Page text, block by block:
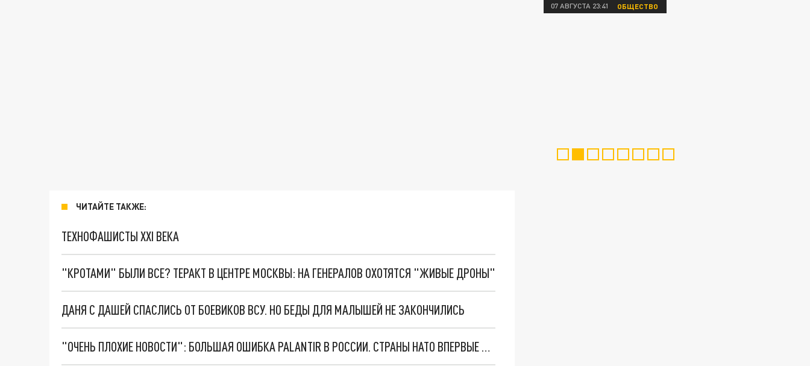
ЧИТАЙТЕ ТАКЖЕ:
ТЕХНОФАШИСТЫ XXI ВЕКА
"КРОТАМИ" БЫЛИ ВСЕ? ТЕРАКТ В ЦЕНТРЕ МОСКВЫ: НА ГЕНЕРАЛОВ ОХОТЯТСЯ "ЖИВЫЕ ДРОНЫ"
ДАНЯ С ДАШЕЙ СПАСЛИСЬ ОТ БОЕВИКОВ ВСУ. НО БЕДЫ ДЛЯ МАЛЫШЕЙ НЕ ЗАКОНЧИЛИСЬ
"ОЧЕНЬ ПЛОХИЕ НОВОСТИ": БОЛЬШАЯ ОШИБКА PALANTIR В РОССИИ. СТРАНЫ НАТО ВПЕРВЫЕ ЗА СВО ОСТАНОВИЛИ ПОСТАВКИ ОРУЖИЯ. ВСУ ТЕРЯЮТ ПРИГРАНИЧЬЕ?
07 АВГУСТА 23:41 ОБЩЕСТВО